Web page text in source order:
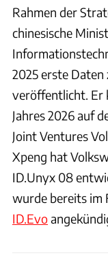
Rahmen der
chinesische
2025 erste
veröffentlicht. Er
Jahres 2026 auf
Joint Ventures
Xpeng hat
ID.Unyx 08
wurde bereits im
ID.Evo